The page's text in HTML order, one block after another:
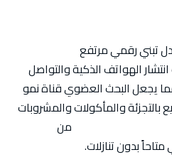
تبني رقمي مرتفع
الهواتف الذكية والتواصل
يجعل البحث العضوي قناة نمو
والمأكولات والمشروبات
من